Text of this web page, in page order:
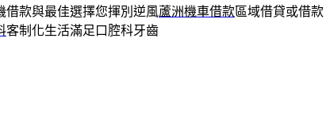
借款與最佳選擇您揮別逆風蘆洲機車借款區域借貸或借款
客制化生活滿足口腔科牙齒